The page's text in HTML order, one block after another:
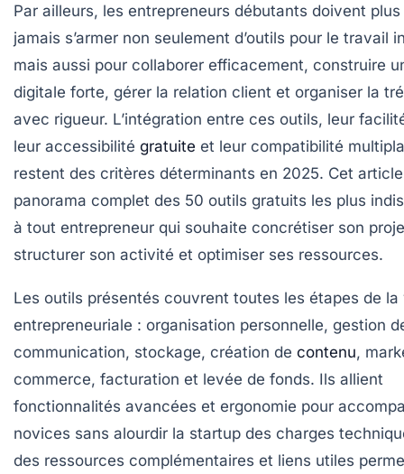
Par ailleurs, les entrepreneurs débutants doivent plus
jamais s’armer non seulement d’outils pour le travail
mais aussi pour collaborer efficacement, construire
digitale forte, gérer la relation client et organiser la
avec rigueur. L’intégration entre ces outils, leur
leur accessibilité gratuite et leur compatibilité
restent des critères déterminants en 2025. Cet
panorama complet des 50 outils gratuits les plus
à tout entrepreneur qui souhaite concrétiser son
structurer son activité et optimiser ses ressources.
Les outils présentés couvrent toutes les étapes de la
entrepreneuriale : organisation personnelle, gestion
communication, stockage, création de contenu,
commerce, facturation et levée de fonds. Ils allient
fonctionnalités avancées et ergonomie pour
novices sans alourdir la startup des charges
des ressources complémentaires et liens utiles